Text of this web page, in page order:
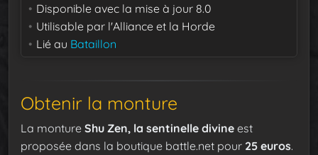
Disponible avec la mise à jour 8.0
Utilisable par l'Alliance et la Horde
Lié au Bataillon
Obtenir la monture
La monture Shu Zen, la sentinelle divine est
proposée dans la boutique battle.net pour 25 euros.